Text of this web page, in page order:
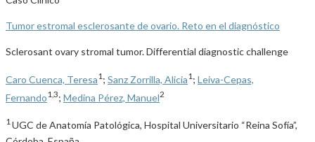
Tumor estromal esclerosante de ovario. Reto en el diagnóstico
Sclerosant ovary stromal tumor. Differential diagnostic challenge
Caro Cuenca, Teresa1 ; Sanz Zorrilla, Alicia1 ; Leiva-Cepas,
Fernando1,3; Medina Pérez, Manuel2
1 UGC de Anatomía Patológica, Hospital Universitario “Reina Sofía”,